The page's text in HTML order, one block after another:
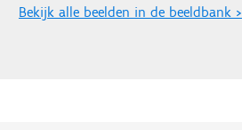
Bekijk alle beelden in de beeldbank >